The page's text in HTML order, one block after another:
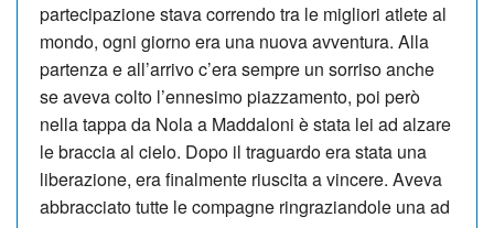
partecipazione stava correndo tra le mi­gliori atlete al
mondo, ogni giorno era una nuova avventura. Alla
partenza e all’arrivo c’era sempre un sorriso an­che
se aveva colto l’ennesimo piazzamento, poi però
nella tappa da Nola a Maddaloni è stata lei ad alzare
le braccia al cielo. Dopo il traguardo era stata una
liberazione, era finalmente riuscita a vincere. Aveva
abbracciato tutte le compagne ringraziandole una ad